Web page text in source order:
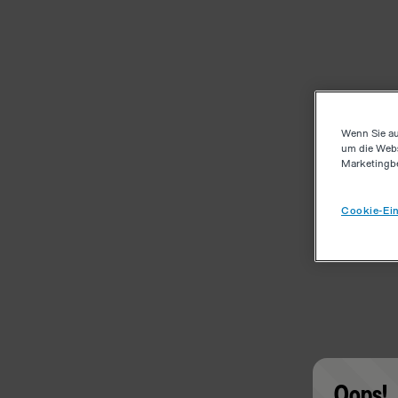
Wenn Sie
um die
Cookie-